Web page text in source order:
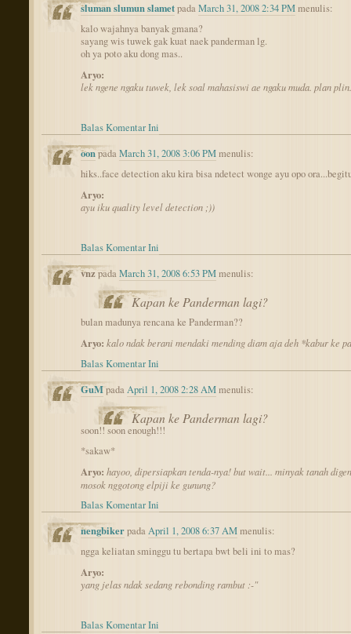
sluman slumun slametpadaMarch 31, 2008 2:34 PMmenulis:
kalo wajahnya banyak gmana?
sayang wis tuwek gak kuat naek panderman lg.
oh ya poto aku dong mas..
Aryo:
lek ngene ngaku tuwek, lek soal mahasiswi ae ngaku muda. plan plin.
Balas Komentar Ini
oonpadaMarch 31, 2008 3:06 PMmenulis:
hiks..face detection aku kira bisa ndetect wonge ayu opo
Aryo:
ayu iku quality level detection ;))
Balas Komentar Ini
vnzpadaMarch 31, 2008 6:53 PMmenulis:
Kapan ke Panderman lagi?
bulan madunya rencana ke Panderman??
Aryo: kalo ndak berani mendaki mending diam aja deh *kabur ke
Balas Komentar Ini
GuMpadaApril 1, 2008 2:28 AMmenulis:
Kapan ke Panderman lagi?
soon!! soon enough!!!
*sakaw*
Aryo: hayoo, dipersiapkan tenda-nya! but wait... minyak tanah
mosok nggotong elpiji ke gunung?
Balas Komentar Ini
nengbikerpadaApril 1, 2008 6:37 AMmenulis:
ngga keliatan sminggu tu bertapa bwt beli ini to mas?
Aryo:
yang jelas ndak sedang rebonding rambut :-"
Balas Komentar Ini